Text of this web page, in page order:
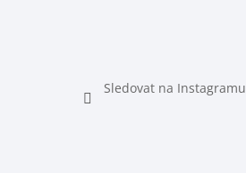
Sledovat na Instagramu